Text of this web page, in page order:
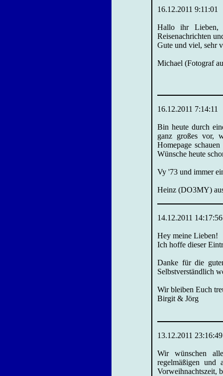
16.12.2011 9:11:01
Hallo ihr Lieben,
Reisenachrichten
Gute und viel, sehr
Michael (Fotograf
16.12.2011 7:14:11
Bin heute durch
ganz großes vor,
Homepage
Wünsche heute
Vy '73 und immer
Heinz (DO3MY)
14.12.2011 14:17:56
Hey meine Lieben!
Ich hoffe dieser
Danke für die
Selbstverständlich
Wir bleiben Euch
Birgit & Jörg
13.12.2011 23:16:49
Wir wünschen
regelmäßigen und
Vorweihnachtszeit,